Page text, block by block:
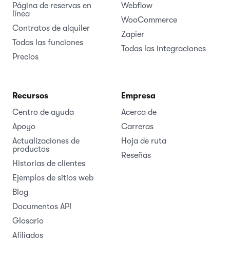
Página de reservas en
línea
Contratos de alquiler
Todas las funciones
Precios
Webflow
WooCommerce
Zapier
Todas las integraciones
Recursos
Centro de ayuda
Apoyo
Actualizaciones de
productos
Historias de clientes
Ejemplos de sitios web
Blog
Documentos API
Glosario
Afiliados
Empresa
Acerca de
Carreras
Hoja de ruta
Reseñas